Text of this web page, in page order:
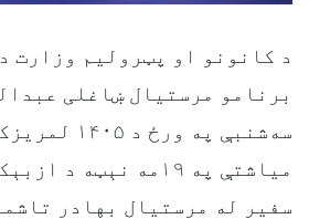
د کانونو او پټرولیم وزارت
برنامو مرستیال ښاغلی
سه‌شنبې په
میاشتې په ۱۹مه نېټه
سفیر له مرستیال بهادر